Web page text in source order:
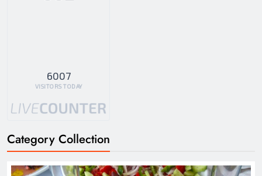
6007
VISITORS TODAY
Category Collection